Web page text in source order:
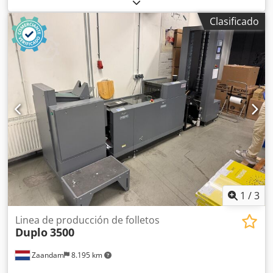
ciclo. Funcionamiento controlado por ordenador.
Posicionamiento automático de las hojas. Alta precisión y
repetibilidad en el corte. Dcodpsztavpefx Amaek
Clasificado
1 /3
Zaandam 8.195 km
Linea de producción de folletos
Duplo3500